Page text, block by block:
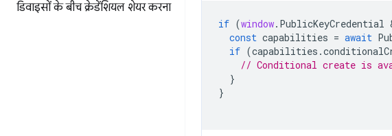
डिवाइसों के बीच क्रेडेंशियल शेयर करना
if (window. PublicKeyCredential
const capabilities = await
if (capabilities .
// Conditional create is
}
}